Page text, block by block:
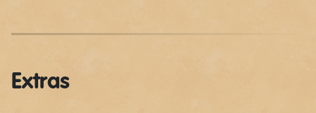
Extras